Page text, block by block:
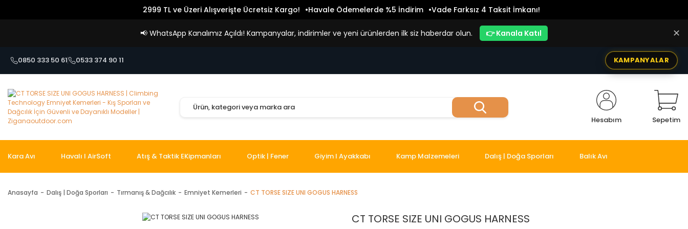
2999 TL ve Üzeri Alışverişte Ücretsiz Kargo! Havale Ödemelerde %5 İndirim Vade Farksız 4 Taksit İmkanı!
📢 WhatsApp Kanalımız Açıldı! Kampanyalar, indirimler ve yeni ürünlerden ilk siz haberdar olun. 👉 Kanala Katıl ✕
0850 333 50 61 0533 374 90 11 KAMPANYALAR
Hesabım Sepetim
Kara Avı Havalı I AirSoft Atış & Taktik EKipmanları Optik | Fener Giyim I Ayakkabı Kamp Malzemeleri Dalış | Doğa Sporları Balık Avı
Anasayfa Dalış | Doğa Sporları Tırmanış & Dağcılık Emniyet Kemerleri CT TORSE SIZE UNI GOGUS HARNESS
CT TORSE SIZE UNI GOGUS HARNESS